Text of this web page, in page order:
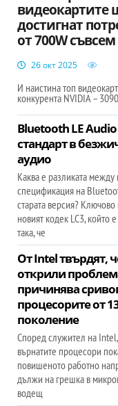
видеокартите
достигнат
от 700W
26 окт 2025
И наистина топ
конкурента NVIDIA –
Bluetooth LE
стандарт в
аудио
Каква е разликата между
спецификация на
старата версия?
новият кодек LC3, който
така, че
От Intel твърдят,
открили
причинява
процесорите от
поколение
Според служител на
върнатите процесори
повишеното работно
дължи на грешка в
водещ